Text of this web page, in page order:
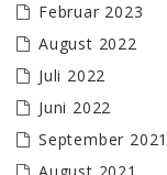
Februar 2023
August 2022
Juli 2022
Juni 2022
September 2021